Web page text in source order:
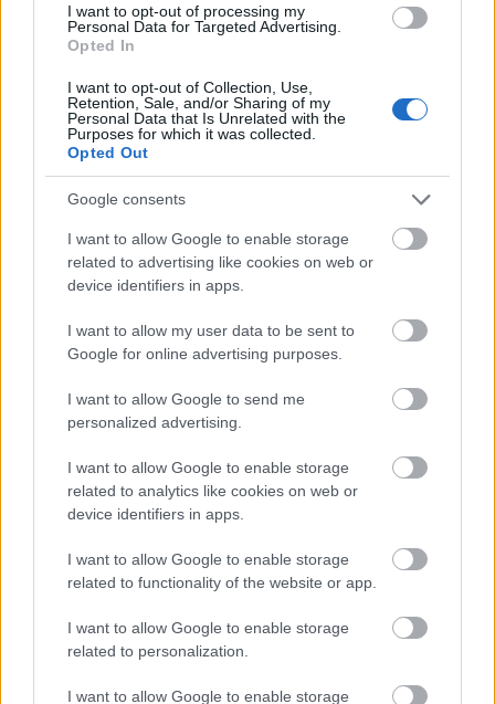
I want to opt-out of processing my
Personal Data for Targeted Advertising.
Opted In
I want to opt-out of Collection, Use,
Retention, Sale, and/or Sharing of my
Personal Data that Is Unrelated with the
Purposes for which it was collected.
Opted Out
Google consents
I want to allow Google to enable storage
related to advertising like cookies on web or
device identifiers in apps.
I want to allow my user data to be sent to
Google for online advertising purposes.
I want to allow Google to send me
personalized advertising.
I want to allow Google to enable storage
related to analytics like cookies on web or
device identifiers in apps.
I want to allow Google to enable storage
related to functionality of the website or app.
I want to allow Google to enable storage
related to personalization.
I want to allow Google to enable storage
Vígjátékot mutatnak be
Székesfehérváron
TörökÁkos•2019. december 27.
A Vörösmarty Színházban Murray Schisgal, amerikai
író és producer Szerelem Ó! című darabja kerül
színpadra Hargitai Iván rendezésében.
Négy rendező vitte színre Madách
klasszikusát Székesfehérvárott